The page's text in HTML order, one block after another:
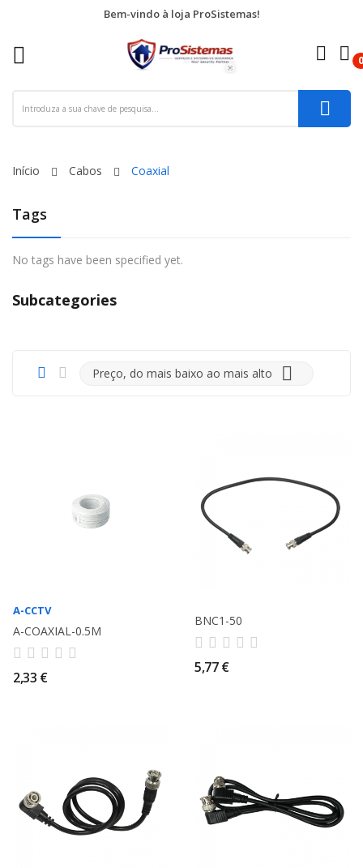
Bem-vindo à loja ProSistemas!
0
Início Cabos Coaxial
Tags
No tags have been specified yet.
Subcategories
Preço, do mais baixo ao mais alto 
A-CCTV
A-COAXIAL-0.5M
2,33 €
BNC1-50
5,77 €